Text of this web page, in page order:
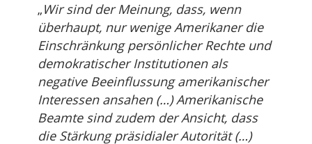
„Wir sind der Meinung, dass, wenn
überhaupt, nur wenige Amerikaner die
Einschränkung persönlicher Rechte und
demokratischer Institutionen als
negative Beeinflussung amerikanischer
Interessen ansahen (…) Amerikanische
Beamte sind zudem der Ansicht, dass
die Stärkung präsidialer Autorität (…)